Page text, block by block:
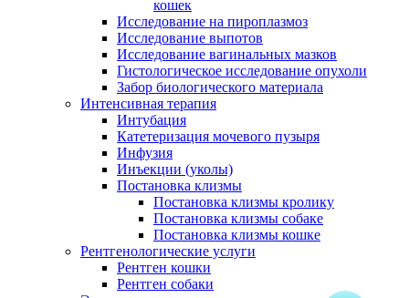
кошек
Исследование на пироплазмоз
Исследование выпотов
Исследование вагинальных мазков
Гистологическое исследование опухоли
Забор биологического материала
Интенсивная терапия
Интубация
Катетеризация мочевого пузыря
Инфузия
Инъекции (уколы)
Постановка клизмы
Постановка клизмы кролику
Постановка клизмы собаке
Постановка клизмы кошке
Рентгенологические услуги
Рентген кошки
Рентген собаки